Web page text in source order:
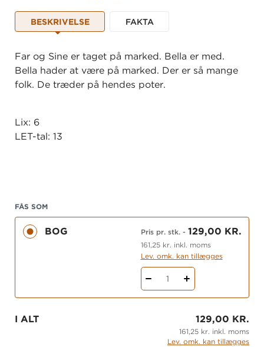
BESKRIVELSE FAKTA
Far og Sine er taget på marked. Bella er med.
Bella hader at være på marked. Der er så mange
folk. De træder på hendes poter.
Lix: 6
LET-tal: 13
FÅS SOM
BOG Pris pr. stk.- 129,00 KR.
161,25 kr. inkl. moms
Lev. omk. kan tillægges
1
I ALT 129,00 KR.
161,25 kr. inkl. moms
Lev. omk. kan tillægges